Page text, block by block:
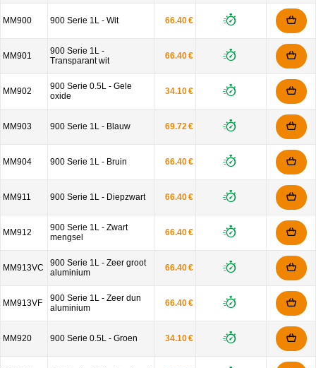
MM900 900 Serie 1L - Wit 66.40 €
MM901
900 Serie 1L -
Transparant wit
66.40 €
MM902
900 Serie 0.5L - Gele
oxide
34.10 €
MM903 900 Serie 1L - Blauw 69.72 €
MM904 900 Serie 1L - Bruin 66.40 €
MM911 900 Serie 1L - Diepzwart 66.40 €
MM912
900 Serie 1L - Zwart
mengsel
66.40 €
MM913VC
900 Serie 1L - Zeer groot
aluminium
66.40 €
MM913VF
900 Serie 1L - Zeer dun
aluminium
66.40 €
MM920 900 Serie 0.5L - Groen 34.10 €